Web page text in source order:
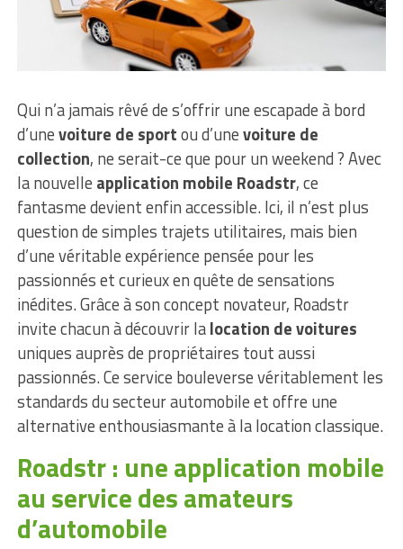
Qui n’a jamais rêvé de s’offrir une escapade à bord
d’unevoiture de sportou d’unevoiture de
collection, ne serait-ce que pour un weekend ? Avec
la nouvelle application mobile Roadstr, ce
fantasme devient enfin accessible. Ici, il n’est plus
question de simples trajets utilitaires, mais bien
d’une véritable expérience pensée pour les
passionnés et curieux en quête de sensations
inédites. Grâce à son concept novateur, Roadstr
invite chacun à découvrir lalocation de voitures
uniques auprès de propriétaires tout aussi
passionnés. Ce service bouleverse véritablement les
standards du secteur automobile et offre une
alternative enthousiasmante à la location classique.
Roadstr : une application mobile
au service des amateurs
d’automobile